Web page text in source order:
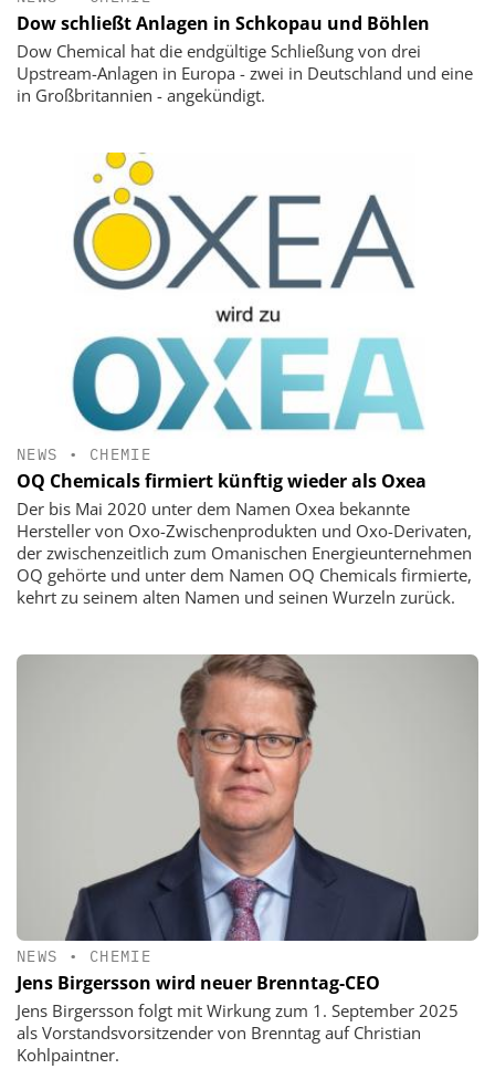
Dow schließt Anlagen in Schkopau und Böhlen
Dow Chemical hat die endgültige Schließung von drei
Upstream-Anlagen in Europa - zwei in Deutschland und eine
in Großbritannien - angekündigt.
NEWS • CHEMIE
OQ Chemicals firmiert künftig wieder als Oxea
Der bis Mai 2020 unter dem Namen Oxea bekannte
Hersteller von Oxo-Zwischenprodukten und Oxo-Derivaten,
der zwischenzeitlich zum Omanischen Energieunternehmen
OQ gehörte und unter dem Namen OQ Chemicals firmierte,
kehrt zu seinem alten Namen und seinen Wurzeln zurück.
NEWS • CHEMIE
Jens Birgersson wird neuer Brenntag-CEO
Jens Birgersson folgt mit Wirkung zum 1. September 2025
als Vorstandsvorsitzender von Brenntag auf Christian
Kohlpaintner.